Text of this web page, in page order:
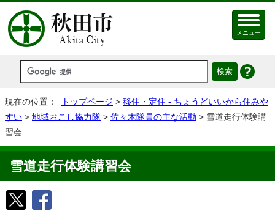
メニュー
現在の位置： トップページ > 移住・定住 - ちょうどいいから住みや
すい > 地域おこし協力隊 > 佐々木隊員の主な活動 > 雪道走行体験講
習会
雪道走行体験講習会